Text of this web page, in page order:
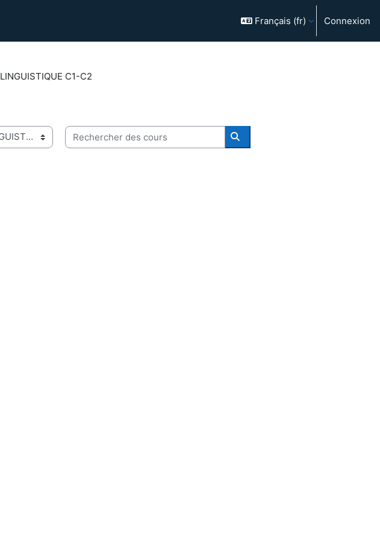
Français ‎(fr)‎ Connexion
LINGUISTIQUE C1-C2
Rechercher des cours
Rechercher des cours